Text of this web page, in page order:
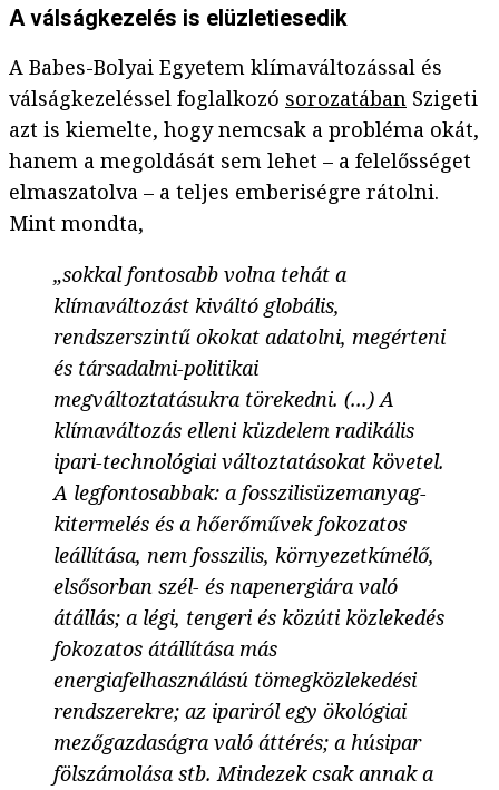
A válságkezelés is elüzletiesedik
A Babes-Bolyai Egyetem klímaváltozással és
válságkezeléssel foglalkozó sorozatában Szigeti
azt is kiemelte, hogy nemcsak a probléma okát,
hanem a megoldását sem lehet – a felelősséget
elmaszatolva – a teljes emberiségre rátolni.
Mint mondta,
„sokkal fontosabb volna tehát a
klímaváltozást kiváltó globális,
rendszerszintű okokat adatolni, megérteni
és társadalmi-politikai
megváltoztatásukra törekedni. (...) A
klímaváltozás elleni küzdelem radikális
ipari-technológiai változtatásokat követel.
A legfontosabbak: a fosszilisüzemanyag-
kitermelés és a hőerőművek fokozatos
leállítása, nem fosszilis, környezetkímélő,
elsősorban szél- és napenergiára való
átállás; a légi, tengeri és közúti közlekedés
fokozatos átállítása más
energiafelhasználású tömegközlekedési
rendszerekre; az ipariról egy ökológiai
mezőgazdaságra való áttérés; a húsipar
fölszámolása stb. Mindezek csak annak a